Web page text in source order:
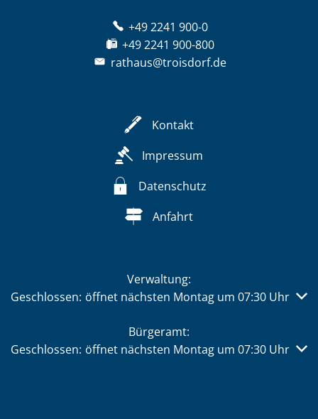
+49 2241 900-0
+49 2241 900-800
rathaus@troisdorf.de
Kontakt
Impressum
Datenschutz
Anfahrt
Verwaltung:
Klicken, um weitere Öffnungs- oder Schließzeiten
Geschlossen: öffnet nächsten Montag um 07:30 Uhr
Bürgeramt:
Klicken, um weitere Öffnungs- oder Schließzeiten
Geschlossen: öffnet nächsten Montag um 07:30 Uhr